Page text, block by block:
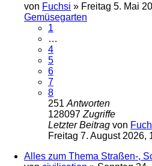
von Fuchsi » Freitag 5. Mai
Gemüsegarten
1
…
4
5
6
7
8
251 Antworten
128097 Zugriffe
Letzter Beitrag von
Freitag 7. August 2026,
Alles zum Thema Straßen-,